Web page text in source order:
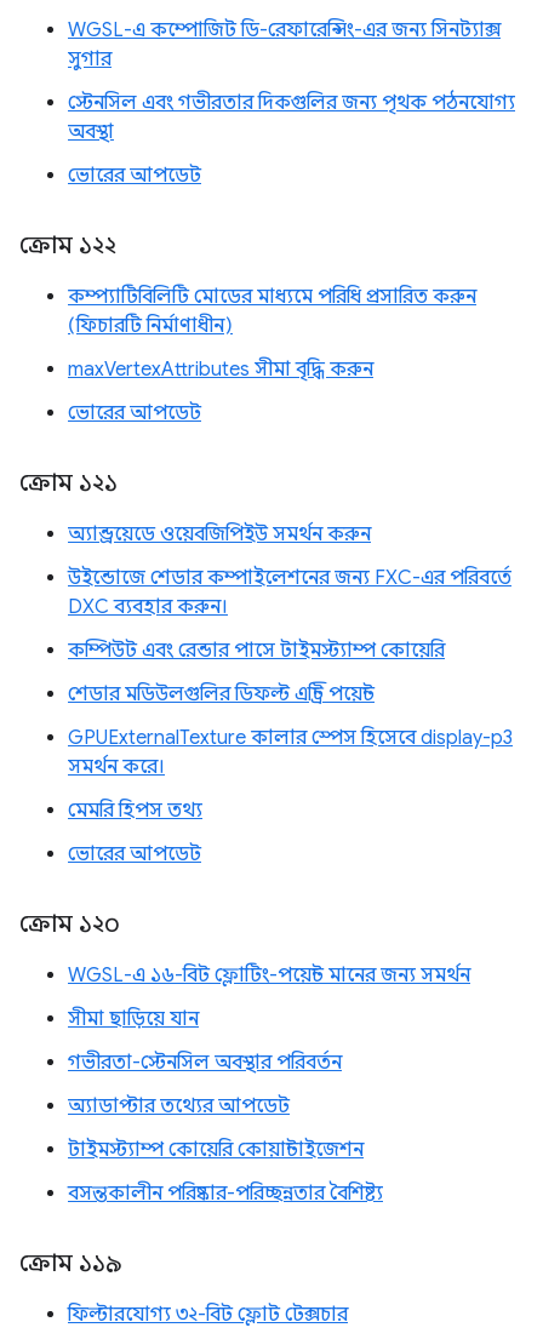
WGSL-এ কম্পোজিট ডি-রেফারেন্সিং-এর জন্য সিনট্যাক্স
সুগার
স্টেনসিল এবং গভীরতার দিকগুলির জন্য পৃথক পঠনযোগ্য
অবস্থা
ভোরের আপডেট
ক্রোম ১২২
কম্প্যাটিবিলিটি মোডের মাধ্যমে পরিধি প্রসারিত করুন
(ফিচারটি নির্মাণাধীন)
maxVertexAttributes সীমা বৃদ্ধি করুন
ভোরের আপডেট
ক্রোম ১২১
অ্যান্ড্রয়েডে ওয়েবজিপিইউ সমর্থন করুন
উইন্ডোজে শেডার কম্পাইলেশনের জন্য FXC-এর পরিবর্তে
DXC ব্যবহার করুন।
কম্পিউট এবং রেন্ডার পাসে টাইমস্ট্যাম্প কোয়েরি
শেডার মডিউলগুলির ডিফল্ট এন্ট্রি পয়েন্ট
GPUExternalTexture কালার স্পেস হিসেবে display-p3
সমর্থন করে।
মেমরি হিপস তথ্য
ভোরের আপডেট
ক্রোম ১২০
WGSL-এ ১৬-বিট ফ্লোটিং-পয়েন্ট মানের জন্য সমর্থন
সীমা ছাড়িয়ে যান
গভীরতা-স্টেনসিল অবস্থার পরিবর্তন
অ্যাডাপ্টার তথ্যের আপডেট
টাইমস্ট্যাম্প কোয়েরি কোয়ান্টাইজেশন
বসন্তকালীন পরিষ্কার-পরিচ্ছন্নতার বৈশিষ্ট্য
ক্রোম ১১৯
ফিল্টারযোগ্য ৩২-বিট ফ্লোট টেক্সচার